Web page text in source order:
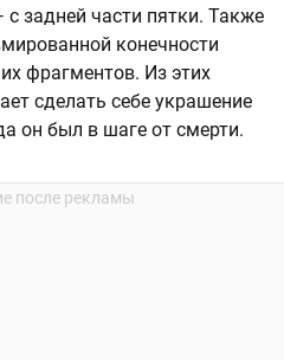
задней части пятки. Также
конечности
фрагментов. Из этих
сделать себе украшение
он был в шаге от смерти.